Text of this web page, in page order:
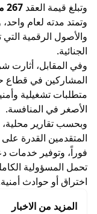
وتبلغ قيمة العقد 267 مليون وون كوري
وتمتد مدته لعام
والأصول الرقمية
الجنائية.
وفي المقابل، أثارت
المشاركين في قطاع
متطلبات تشغيلية
الأصغر في المنافسة.
وبحسب تقارير
المتقدمين القدرة
فوراً، وتوفير خدمات
تحمل المسؤولية
اختراق أو حوادث
المزيد من الاخبار